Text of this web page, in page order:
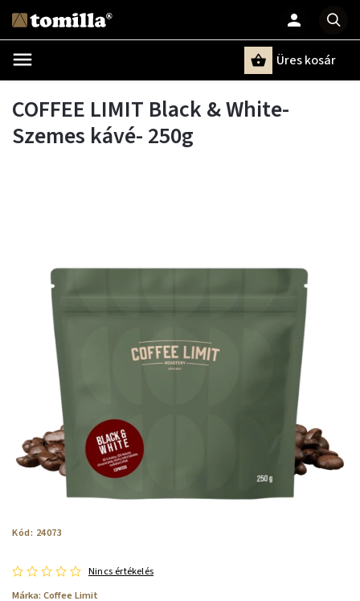
Üres kosár
COFFEE LIMIT Black & White-
Szemes kávé- 250g
Kód: 24073
Nincs értékelés
Márka: Coffee Limit